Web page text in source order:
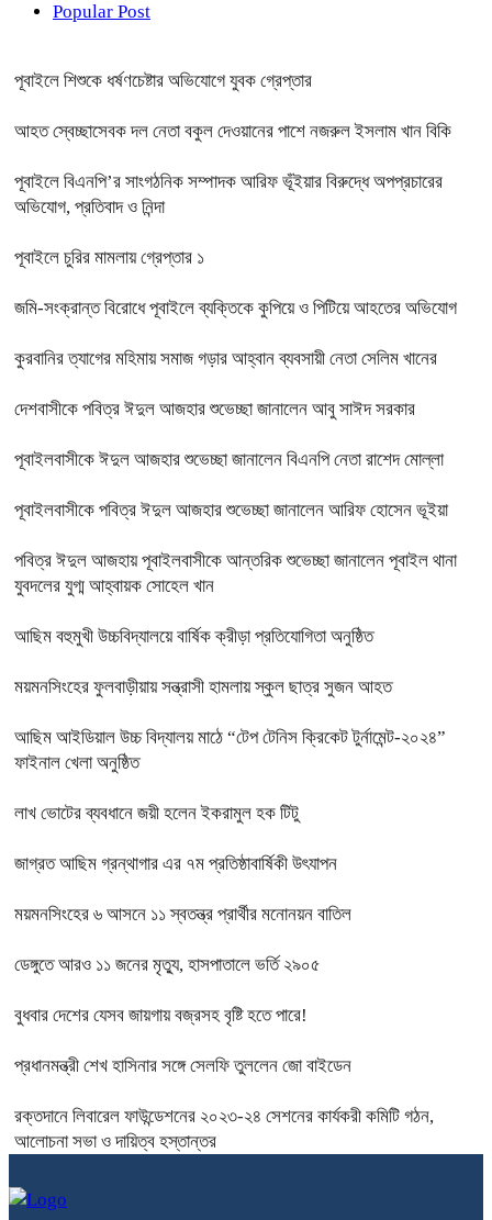
Popular Post
পূবাইলে শিশুকে ধর্ষণচেষ্টার অভিযোগে যুবক গ্রেপ্তার
আহত স্বেচ্ছাসেবক দল নেতা বকুল দেওয়ানের পাশে নজরুল ইসলাম খান বিকি
পূবাইলে বিএনপি’র সাংগঠনিক সম্পাদক আরিফ ভূঁইয়ার বিরুদ্ধে অপপ্রচারের
অভিযোগ, প্রতিবাদ ও নিন্দা
পূবাইলে চুরির মামলায় গ্রেপ্তার ১
জমি-সংক্রান্ত বিরোধে পূবাইলে ব্যক্তিকে কুপিয়ে ও পিটিয়ে আহতের অভিযোগ
কুরবানির ত্যাগের মহিমায় সমাজ গড়ার আহ্বান ব্যবসায়ী নেতা সেলিম খানের
দেশবাসীকে পবিত্র ঈদুল আজহার শুভেচ্ছা জানালেন আবু সাঈদ সরকার
পূবাইলবাসীকে ঈদুল আজহার শুভেচ্ছা জানালেন বিএনপি নেতা রাশেদ মোল্লা
পূবাইলবাসীকে পবিত্র ঈদুল আজহার শুভেচ্ছা জানালেন আরিফ হোসেন ভূইয়া
পবিত্র ঈদুল আজহায় পূবাইলবাসীকে আন্তরিক শুভেচ্ছা জানালেন পূবাইল থানা
যুবদলের যুগ্ম আহ্বায়ক সোহেল খান
আছিম বহুমুখী উচ্চবিদ্যালয়ে বার্ষিক ক্রীড়া প্রতিযোগিতা অনুষ্ঠিত
ময়মনসিংহের ফুলবাড়ীয়ায় সন্ত্রাসী হামলায় স্কুল ছাত্র সুজন আহত
আছিম আইডিয়াল উচ্চ বিদ্যালয় মাঠে “টেপ টেনিস ক্রিকেট টুর্নামেন্ট-২০২৪”
ফাইনাল খেলা অনুষ্ঠিত
লাখ ভোটের ব্যবধানে জয়ী হলেন ইকরামুল হক টিটু
জাগ্রত আছিম গ্রন্থাগার এর ৭ম প্রতিষ্ঠাবার্ষিকী উৎযাপন
ময়মনসিংহের ৬ আসনে ১১ স্বতন্ত্র প্রার্থীর মনোনয়ন বাতিল
ডেঙ্গুতে আরও ১১ জনের মৃত্যু, হাসপাতালে ভর্তি ২৯০৫
বুধবার দেশের যেসব জায়গায় বজ্রসহ বৃষ্টি হতে পারে!
প্রধানমন্ত্রী শেখ হাসিনার সঙ্গে সেলফি তুললেন জো বাইডেন
রক্তদানে লিবারেল ফাউন্ডেশনের ২০২৩-২৪ সেশনের কার্যকরী কমিটি গঠন,
আলোচনা সভা ও দায়িত্ব হস্তান্তর